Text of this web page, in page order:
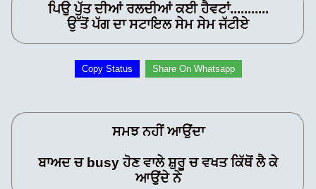
ਪਿਉ ਪੁੱਤ ਦੀਆਂ ਰਲਦੀਆਂ ਕਈ ਹੈਵਟਾਂ...........
ਉੱਤੋਂ ਪੱਗ ਦਾ ਸਟਾਇਲ ਸੇਮ ਸੇਮ ਜੱਟੀਏ
Copy Status Share On Whatsapp
ਸਮਝ ਨਹੀਂ ਆਉਂਦਾ
ਬਾਅਦ ਚ busy ਹੋਣ ਵਾਲੇ ਸ਼ੁਰੂ ਚ ਵਖਤ ਕਿੱਥੋਂ ਲੈ ਕੇ
ਆਉਂਦੇ ਨੇ